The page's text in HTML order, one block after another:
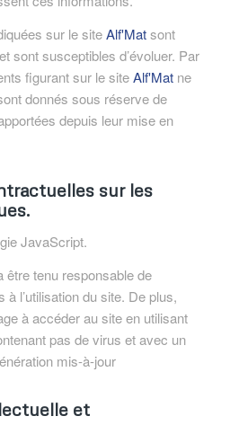
sur le siteAlf'Matsont
sont susceptibles d’évoluer. Par
figurant sur le siteAlf'Matne
donnés sous réserve de
depuis leur mise en
sur les
JavaScript.
être tenu responsable de
l’utilisation du site. De plus,
à accéder au site en utilisant
pas de virus et avec un
mis-à-jour
et